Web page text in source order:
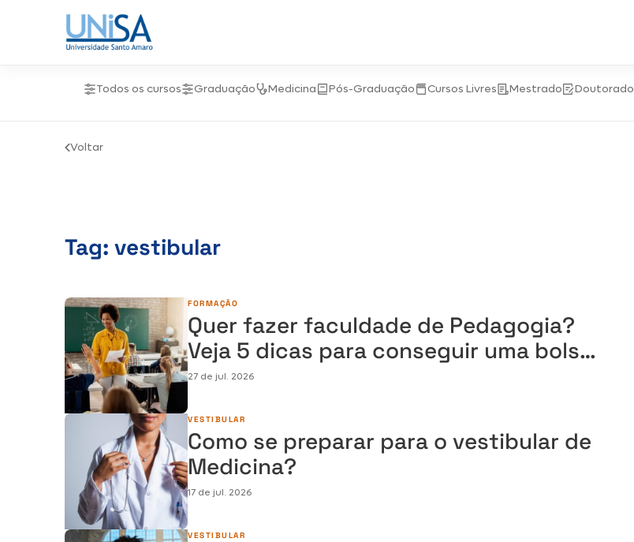
Todos os cursos Graduação Medicina Pós-Graduação Cursos Livres Mestrado Doutorado
Voltar
Tag: vestibular
FORMAÇÃO
Quer fazer faculdade de Pedagogia?
Veja 5 dicas para conseguir uma bolsa
de estudos
27 de jul. 2026
VESTIBULAR
Como se preparar para o vestibular de
Medicina?
17 de jul. 2026
VESTIBULAR